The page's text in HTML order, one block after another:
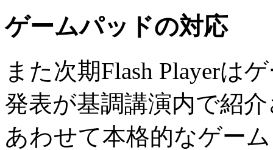
ゲームパッドの対応
また次期Flash Playerは
発表が基調講演内で紹
あわせて本格的なゲー